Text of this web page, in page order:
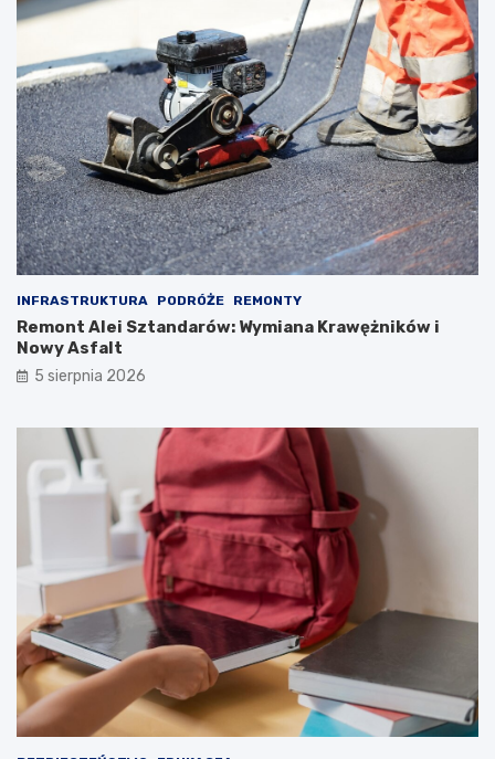
INFRASTRUKTURA PODRÓŻE REMONTY
Remont Alei Sztandarów: Wymiana Krawężników i
Nowy Asfalt
5 sierpnia 2026